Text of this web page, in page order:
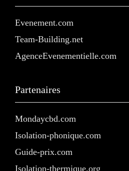
Evenement.com
Team-Building.net
AgenceEvenementielle.com
Partenaires
Mondaycbd.com
Isolation-phonique.com
Guide-prix.com
Isolation-thermique.org